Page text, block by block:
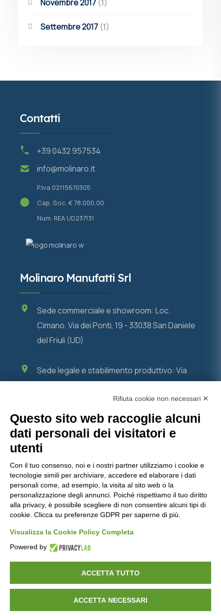
Novembre 2017 (1)
Settembre 2017 (1)
Contatti
+39 0432 957534
info@molinaro.it
P.Iva 02115670305
Cap. Soc. € 78.000,00
Num. REA UD237131
Molinaro Manufatti Srl
Sede commerciale e showroom: Loc.
Cimano. Via dei Ponti, 19 - 33038 San Daniele
del Friuli (UD)
Sede legale e stabilimento produttivo: Via
Scopri di più
Pavimentazioni Autobloccanti In Cemento
Manufatti In Cemento, Elementi Fondamentali
Per L’urbanistica Moderna
Muri Di Contenimento
Pignatte In Cemento
Accessori
Certificazioni
Rifiuta cookie non necessari ✕
Questo sito web raccoglie alcuni
dati personali dei visitatori e
utenti
Con il tuo consenso, noi e i nostri partner utilizziamo i cookie e
tecnologie simili per archiviare, accedere ed elaborare i dati
personali come, ad esempio, la visita al sito web o la
personalizzazione degli annunci. Poiché rispettiamo il tuo diritto
alla privacy, è possibile scegliere di non consentire alcuni tipi di
cookie. Clicca su preferenze GDPR per saperne di più.
Visualizza la Cookie Policy Completa
Powered by
ACCETTA TUTTO
ACCETTA NECESSARI